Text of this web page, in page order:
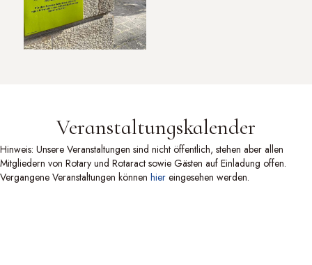
Veranstaltungskalender
Hinweis: Unsere Veranstaltungen sind nicht öffentlich, stehen aber allen
Mitgliedern von Rotary und Rotaract sowie Gästen auf Einladung offen.
Vergangene Veranstaltungen können hier eingesehen werden.